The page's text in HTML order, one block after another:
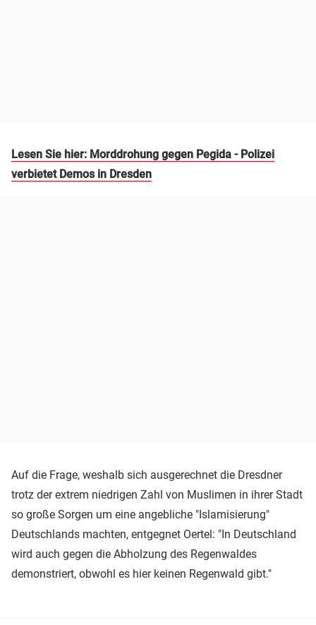
Lesen Sie hier: Morddrohung gegen Pegida - Polizei
verbietet Demos in Dresden
Auf die Frage, weshalb sich ausgerechnet die Dresdner
trotz der extrem niedrigen Zahl von Muslimen in ihrer Stadt
so große Sorgen um eine angebliche "Islamisierung"
Deutschlands machten, entgegnet Oertel: "In Deutschland
wird auch gegen die Abholzung des Regenwaldes
demonstriert, obwohl es hier keinen Regenwald gibt."